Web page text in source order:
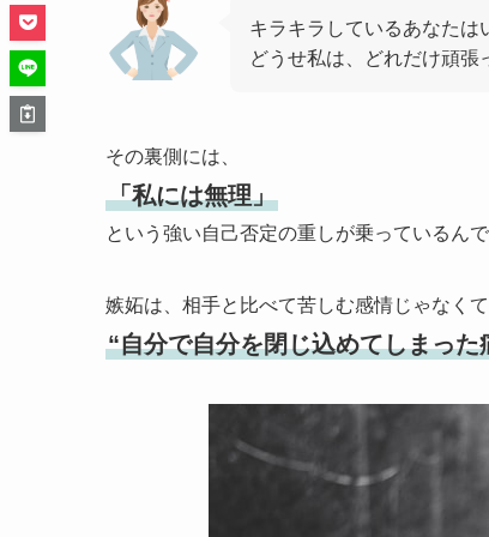
キラキラしているあなたは
どうせ私は、どれだけ頑張
その裏側には、
「私には無理」
という強い自己否定の重しが乗っているんで
嫉妬は、相手と比べて苦しむ感情じゃなくて
“自分で自分を閉じ込めてしまった